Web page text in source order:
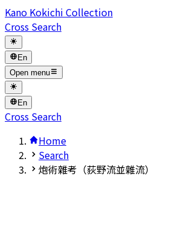
Kano Kokichi Collection
Cross Search
En
Open menu
En
Cross Search
Home
Search
炮術雜考（荻野流並雜流）